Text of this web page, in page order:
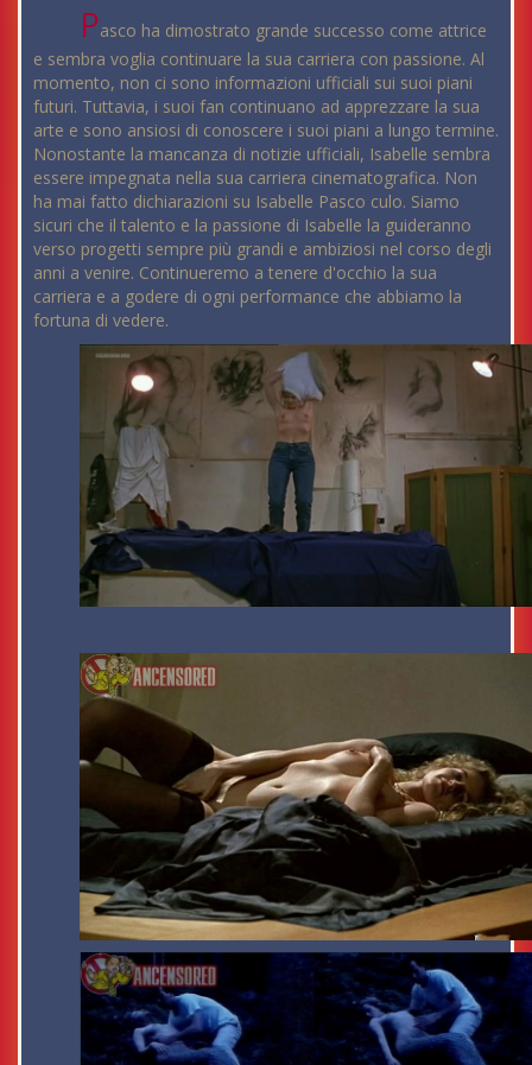
Pasco ha dimostrato grande successo come attrice
e sembra voglia continuare la sua carriera con passione. Al
momento, non ci sono informazioni ufficiali sui suoi piani
futuri. Tuttavia, i suoi fan continuano ad apprezzare la sua
arte e sono ansiosi di conoscere i suoi piani a lungo termine.
Nonostante la mancanza di notizie ufficiali, Isabelle sembra
essere impegnata nella sua carriera cinematografica. Non
ha mai fatto dichiarazioni su Isabelle Pasco culo. Siamo
sicuri che il talento e la passione di Isabelle la guideranno
verso progetti sempre più grandi e ambiziosi nel corso degli
anni a venire. Continueremo a tenere d'occhio la sua
carriera e a godere di ogni performance che abbiamo la
fortuna di vedere.